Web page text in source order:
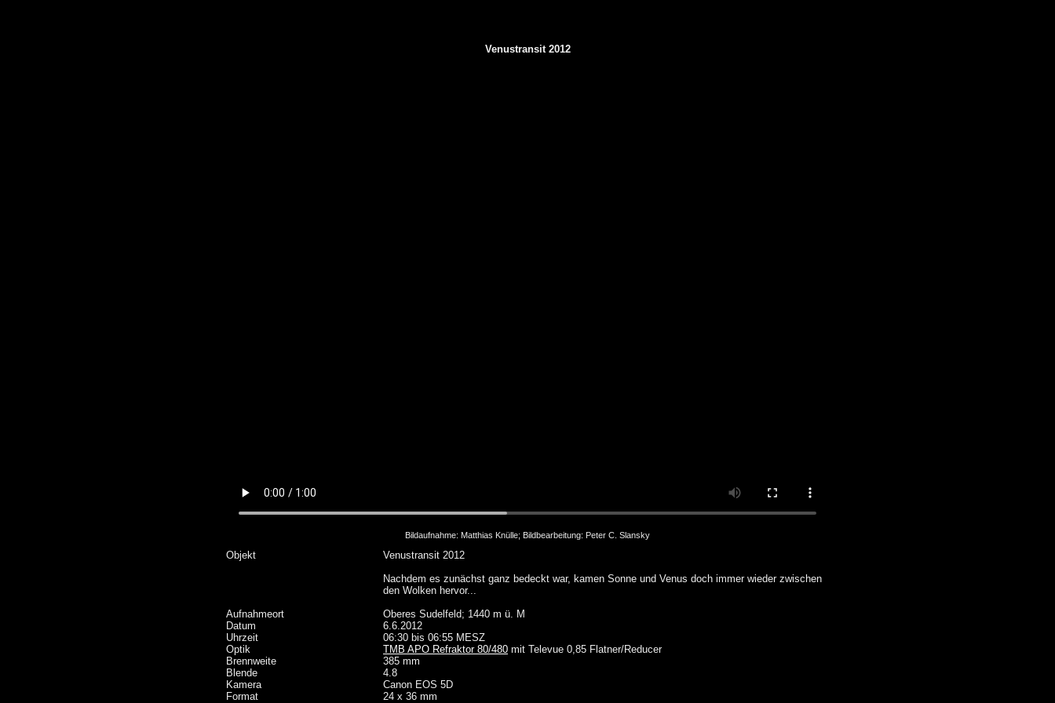
Venustransit 2012
Bildaufnahme: Matthias Knülle; Bildbearbeitung: Peter C. Slansky
Objekt
Venustransit 2012
Nachdem es zunächst ganz bedeckt war, kamen Sonne und Venus doch immer wieder zwischen
den Wolken hervor...
Aufnahmeort
Oberes Sudelfeld; 1440 m ü. M
Datum
6.6.2012
Uhrzeit
06:30 bis 06:55 MESZ
Optik
TMB APO Refraktor 80/480 mit Televue 0,85 Flatner/Reducer
Brennweite
385 mm
Blende
4.8
Kamera
Canon EOS 5D
Format
24 x 36 mm